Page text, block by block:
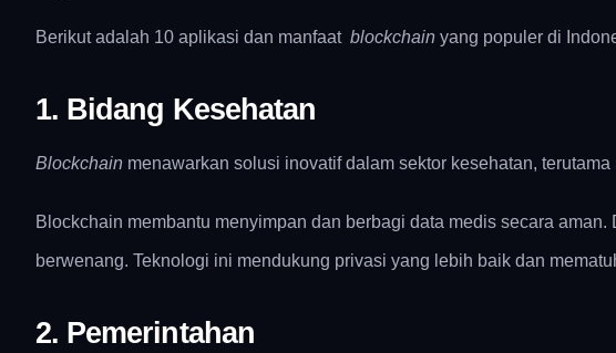
Berikut adalah 10 aplikasi dan manfaat blockchain yang populer di
1. Bidang Kesehatan
Blockchain menawarkan solusi inovatif dalam sektor kesehatan,
Blockchain membantu menyimpan dan berbagi data medis secara
berwenang. Teknologi ini mendukung privasi yang lebih baik dan
2. Pemerintahan